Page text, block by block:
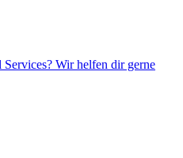
Wir helfen dir gerne